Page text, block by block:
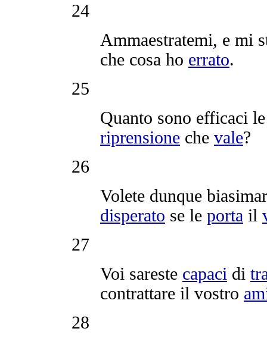
24
Ammaestratemi, e mi
che cosa ho errato.
25
Quanto sono efficaci
riprensione che vale?
26
Volete dunque biasimar
disperato se le porta il
27
Voi sareste capaci di
contrattare il vostro
28